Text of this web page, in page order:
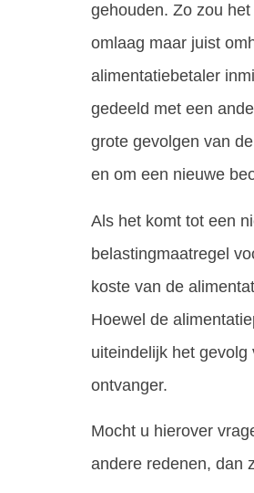
gehouden. Zo zou
omlaag maar juist
alimentatiebetaler
gedeeld met een
grote gevolgen van
en om een nieuwe
Als het komt tot een
belastingmaatregel
koste van de
Hoewel de
uiteindelijk het
ontvanger.
Mocht u hierover
andere redenen, dan